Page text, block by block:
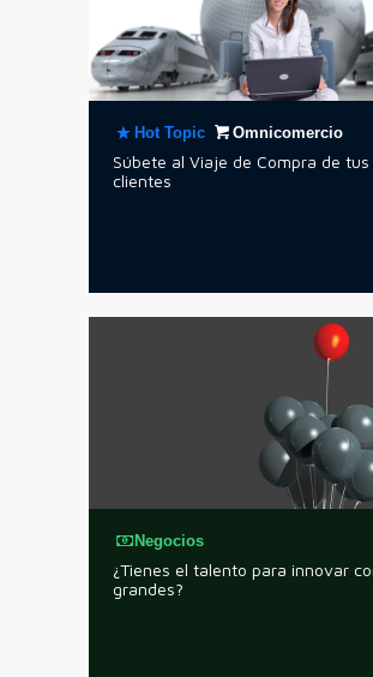
Hot Topic Omnicomercio
Súbete al Viaje de Compra de tus
clientes
Negocios
¿Tienes el talento para innovar
grandes?